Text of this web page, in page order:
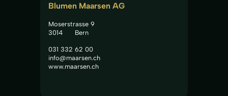
Blumen Maarsen AG
Moserstrasse 9
3014
Bern
031 332 62 00
info@maarsen.ch
www.maarsen.ch